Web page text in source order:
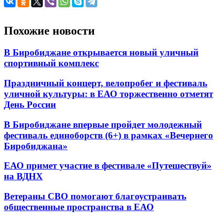
Похожие новости
В Биробиджане открывается новый уличный
спортивный комплекс
Праздничный концерт, велопробег и фестиваль
уличной культуры: в ЕАО торжественно отметят
День России
В Биробиджане впервые пройдет молодежный
фестиваль единоборств (6+) в рамках «Вечернего
Биробиджана»
ЕАО примет участие в фестивале «Путешествуй»
на ВДНХ
Ветераны СВО помогают благоустраивать
общественные пространства в ЕАО